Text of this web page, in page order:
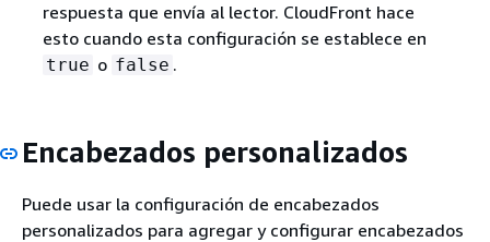
respuesta que envía al lector. CloudFront hace
esto cuando esta configuración se establece en
true o false .
Encabezados personalizados
Puede usar la configuración de encabezados
personalizados para agregar y configurar encabezados